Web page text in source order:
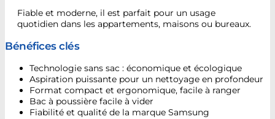
Fiable et moderne, il est parfait pour un usage
quotidien dans les appartements, maisons ou bureaux.
Bénéfices clés
Technologie sans sac : économique et écologique
Aspiration puissante pour un nettoyage en profondeur
Format compact et ergonomique, facile à ranger
Bac à poussière facile à vider
Fiabilité et qualité de la marque Samsung